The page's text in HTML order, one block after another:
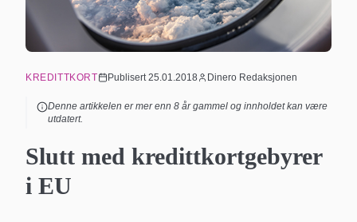
KREDITTKORT Publisert25.01.2018 Dinero Redaksjonen
Denne artikkelen er mer enn 8 år gammel og innholdet kan være
utdatert.
Slutt med kredittkortgebyrer
i EU